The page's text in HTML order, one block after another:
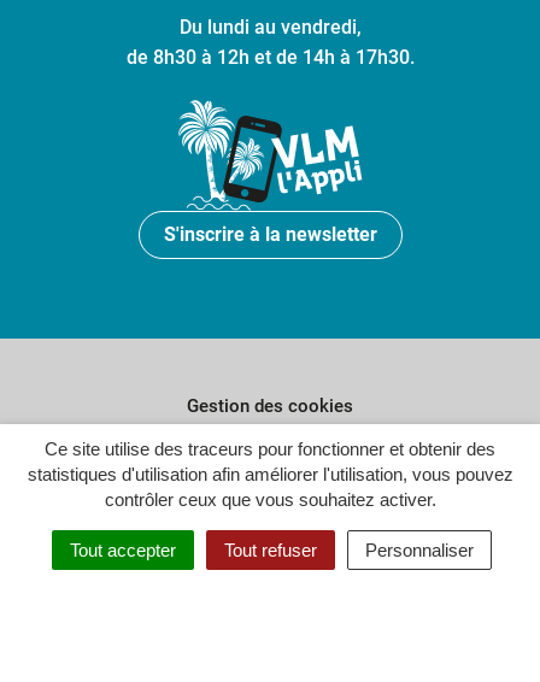
Ce site utilise des traceurs pour fonctionner et obtenir des
statistiques d'utilisation afin améliorer l'utilisation, vous pouvez
contrôler ceux que vous souhaitez activer.
Tout accepter Tout refuser Personnaliser
Du lundi au vendredi,
de 8h30 à 12h et de 14h à 17h30.
S'inscrire à la newsletter
Gestion des cookies
Plan du site
Politique de confidentialité
Crédits